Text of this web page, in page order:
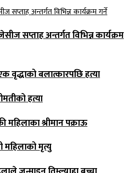
सप्ताह अन्तर्गत विभिन्न कार्यक्रम
वृद्धाको बलात्कारपछि हत्या
हत्या
महिलाका श्रीमान पक्राऊ
महिलाको मृत्यु